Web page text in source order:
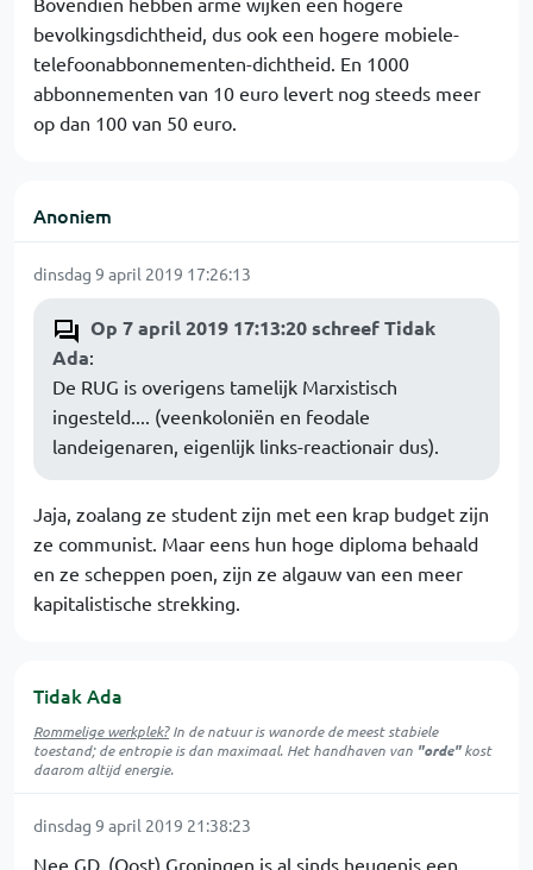
bevolkingsdichtheid, dus ook een hogere mobiele-
telefoonabbonnementen-dichtheid. En 1000
abbonnementen van 10 euro levert nog steeds meer
op dan 100 van 50 euro.
Anoniem
dinsdag 9 april 2019 17:26:13
Op 7 april 2019 17:13:20 schreef Tidak
Ada:
De RUG is overigens tamelijk Marxistisch
ingesteld.... (veenkoloniën en feodale
landeigenaren, eigenlijk links-reactionair dus).
Jaja, zoalang ze student zijn met een krap budget zijn
ze communist. Maar eens hun hoge diploma behaald
en ze scheppen poen, zijn ze algauw van een meer
kapitalistische strekking.
Tidak Ada
Rommelige werkplek?In de natuur iswanordede meest stabiele
toestand; de entropie is dan maximaal. Het handhaven van "orde"kost
daarom altijd energie.
dinsdag 9 april 2019 21:38:23
Nee GD, (Oost) Groningen is al sinds heugenis een